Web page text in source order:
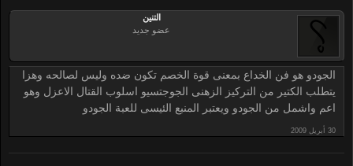
التنين
عضو جديد
الجودو هو فن الخداع بمعنى قوة الخصم تكون ضده وليس لصالحه وهزا
يتطلب الكتير من التركيز الزهنى الجوجتسيو اسلوب القتال الاعزل وهو
اعم واشمل من الجودو ويعتبر المنبع الئيسى للعبة الجودو